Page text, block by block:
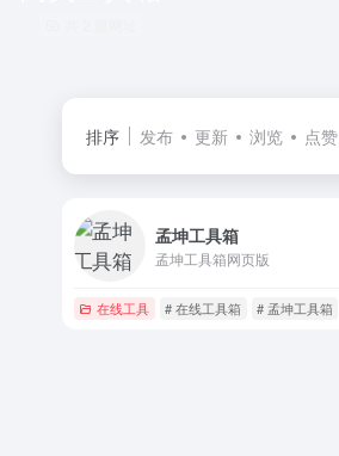
排序 发布 更新 浏览 点赞
孟坤工具箱
孟坤工具箱网页版
在线工具 # 在线工具箱 # 孟坤工具箱